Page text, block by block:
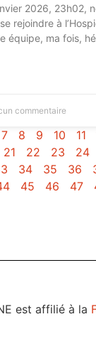
2026, 23h02,
rejoindre à
équipe, ma fois,
commentaire
7 8 9 10 11
21 22 23 24
34 35 36
45 46 47
est affilié à la